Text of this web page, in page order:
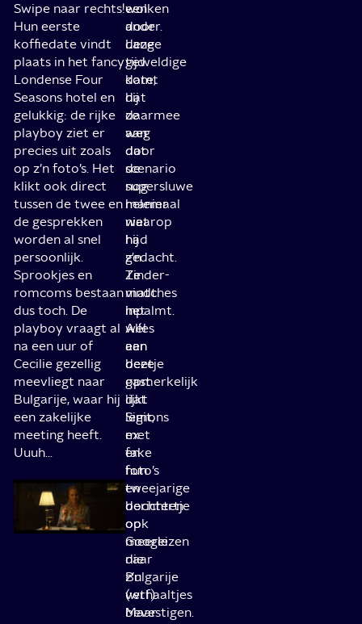
Swipe naar rechts!
Hun eerste
koffiedate vindt
plaats in het fancy
Londense Four
Seasons hotel en
gelukkig: de rijke
playboy ziet er
precies uit zoals
op z’n foto’s. Het
klikt ook direct
tussen de twee en
de gesprekken
worden al snel
persoonlijk.
Sprookjes en
romcoms bestaan
dus toch. De
playboy vraagt al
na een uur of
Cecilie gezellig
meevliegt naar
Bulgarije, waar hij
een zakelijke
meeting heeft.
Uuuh…
wolken
door
deze
geweldige
date,
dat
ze
aan
dat
scenario
nog
helemaal
niet
had
gedacht.
Ze
vindt
het
wél
een
beetje
opmerkelijk
dat
Simons
ex
en
hun
tweejarige
dochtertje
ook
meereizen
naar
Bulgarije
(wtf).
Maar
een
ander.
Lange
tijd
komt
hij
daarmee
weg
door
de
supersluwe
manier
waarop
hij
z'n
Tinder-
matches
inpalmt.
Alles
aan
deze
gast
lijkt
legit,
met
fake
foto’s
en
berichten
op
Google
die
z’n
verhaaltjes
bevestigen.